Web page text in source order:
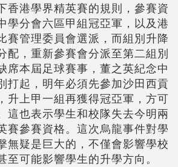
香港學界精英賽的規則，參賽資
學分會六區甲組冠亞軍，以及港
賽管理委員會選派，而組別升降
配，重新參賽會分派至第二組別
席本屆足球賽事，董之英紀念中
打起，明年必須先參加沙田西貢
升上甲一組再獲得冠亞軍，方可
這也表示學生和校隊失去今明兩
賽參賽資格。這次烏龍事件對學
無疑是巨大的，不僅會影響學校
至可能影響學生的升學方向。